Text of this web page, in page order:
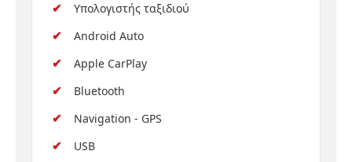
Υπολογιστής ταξιδιού
Android Auto
Apple CarPlay
Bluetooth
Navigation - GPS
USB